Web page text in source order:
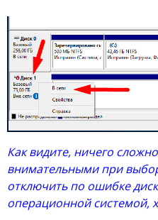
Как видите, ничего
внимательными при
отключить по ошибке
операционной системой,